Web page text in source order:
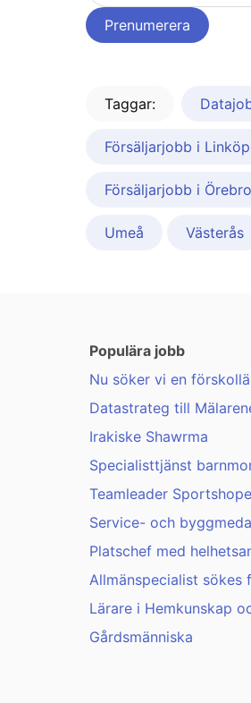
Taggar:
Försäljarjobb i
Försäljarjobb i Örebro
Umeå Västerås
Populära jobb
Nu söker vi en
Datastrateg till
Irakiske Shawrma
Specialisttjänst
Teamleader
Service- och
Platschef med
Allmänspecialist sökes
Lärare i Hemkunskap
Gårdsmänniska